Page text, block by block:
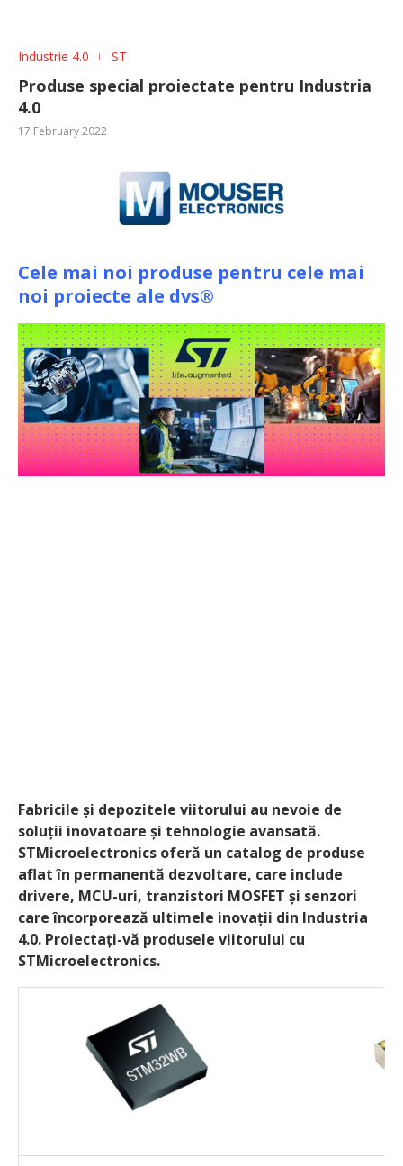
Industrie 4.0 ST
Produse special proiectate pentru Industria
4.0
17 February 2022
Cele mai noi produse pentru cele mai
noi proiecte ale dvs®
Fabricile și depozitele viitorului au nevoie de
soluții inovatoare și tehnologie avansată.
STMicroelectronics oferă un catalog de produse
aflat în permanentă dezvoltare, care include
drivere, MCU-uri, tranzistori MOSFET și senzori
care încorporează ultimele inovații din Industria
4.0. Proiectați-vă produsele viitorului cu
STMicroelectronics.